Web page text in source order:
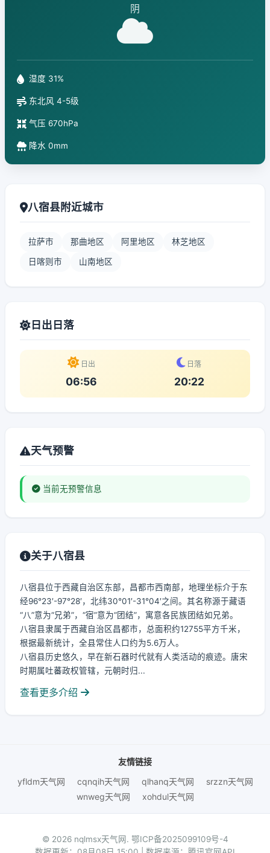
阴
湿度 31%
东北风 4-5级
气压 670hPa
降水 0mm
八宿县附近城市
拉萨市 那曲地区 阿里地区 林芝地区
日喀则市 山南地区
日出日落
日出
06:56
日落
20:22
天气预警
当前无预警信息
关于八宿县
八宿县位于西藏自治区东部，昌都市西南部，地理坐标介于东
经96°23′-97°28′，北纬30°01′-31°04′之间。其名称源于藏语
“八”意为“兄弟”，“宿”意为“团结”，寓意各民族团结如兄弟。
八宿县隶属于西藏自治区昌都市，总面积约12755平方千米，
根据最新统计，全县常住人口约为5.6万人。
八宿县历史悠久，早在新石器时代就有人类活动的痕迹。唐宋
时期属吐蕃政权管辖，元朝时归...
查看更多介绍
友情链接
yfldm天气网
cqnqih天气网 qlhanq天气网
srzzn天气网
wnweg天气网
xohdul天气网
© 2026 nqlmsx天气网. 鄂ICP备2025099109号-4